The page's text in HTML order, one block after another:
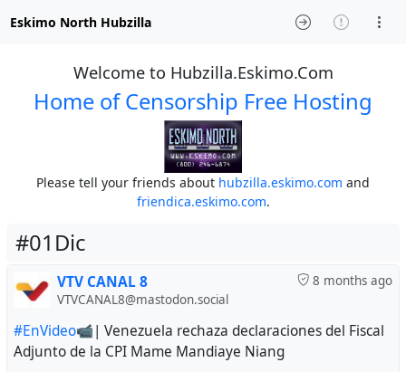
Eskimo North Hubzilla
Welcome to Hubzilla.Eskimo.Com
Home of Censorship Free Hosting
Please tell your friends about hubzilla.eskimo.com and
friendica.eskimo.com.
#01Dic
8 months ago
VTV CANAL 8
VTVCANAL8@mastodon.social
#EnVideo📹| Venezuela rechaza declaraciones del Fiscal
Adjunto de la CPI Mame Mandiaye Niang